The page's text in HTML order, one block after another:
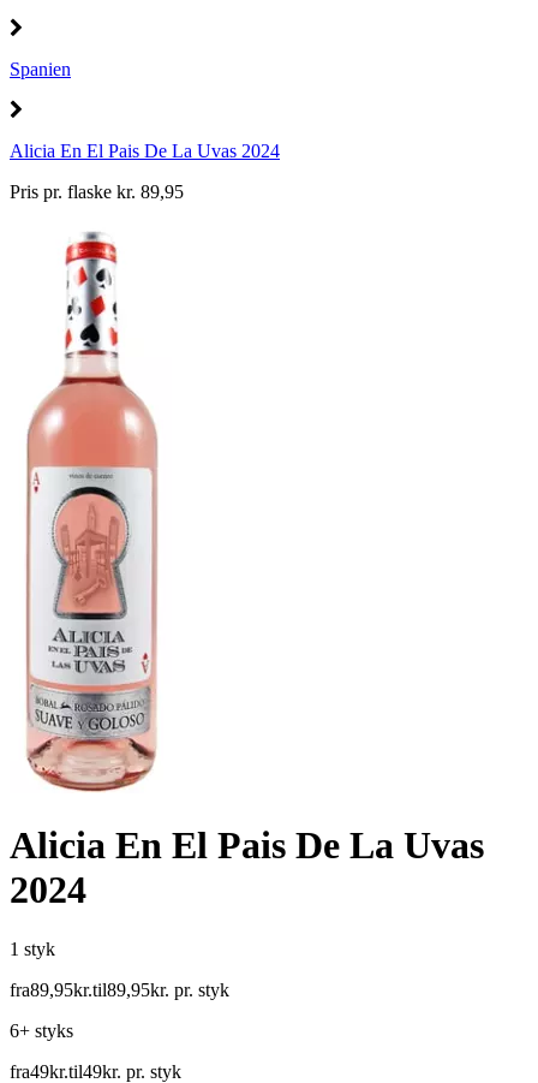
Spanien
Alicia En El Pais De La Uvas 2024
Pris pr. flaske kr. 89,95
Alicia En El Pais De La Uvas
2024
1 styk
fra89,95kr.til89,95kr. pr. styk
6+ styks
fra49kr.til49kr. pr. styk